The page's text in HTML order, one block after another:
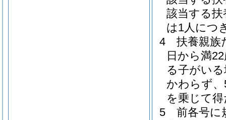
該当する扶
は1人につ
4
扶養親族
日から満
る子がい
かわらず
を乗じて
5
前各号に